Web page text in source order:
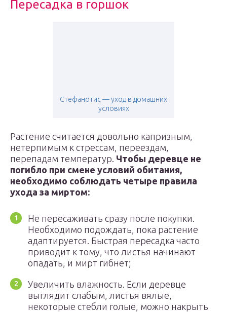
Пересадка в горшок
Стефанотис — уход в домашних
условиях
Растение считается довольно капризным,
нетерпимым к стрессам, переездам,
перепадам температур. Чтобы деревце не
погибло при смене условий обитания,
необходимо соблюдать четыре правила
ухода за миртом:
Не пересаживать сразу после покупки.
Необходимо подождать, пока растение
адаптируется. Быстрая пересадка часто
приводит к тому, что листья начинают
опадать, и мирт гибнет;
Увеличить влажность. Если деревце
выглядит слабым, листья вялые,
некоторые стебли голые, можно накрыть